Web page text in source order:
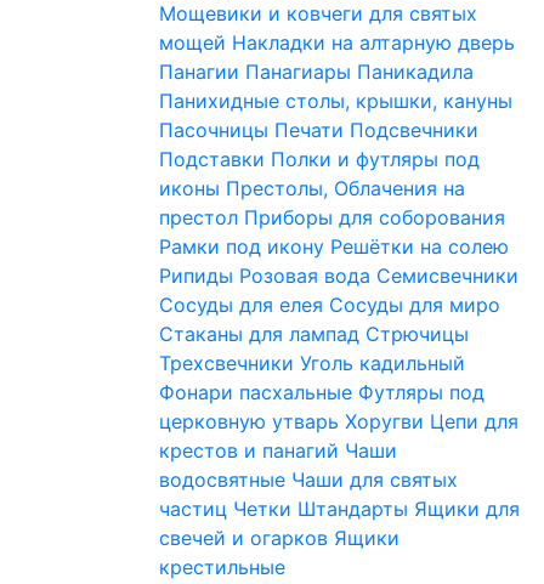
Мощевики и ковчеги для святых
мощей Накладки на алтарную дверь
Панагии Панагиары Паникадила
Панихидные столы, крышки, кануны
Пасочницы Печати Подсвечники
Подставки Полки и футляры под
иконы Престолы, Облачения на
престол Приборы для соборования
Рамки под икону Решётки на солею
Рипиды Розовая вода Семисвечники
Сосуды для елея Сосуды для миро
Стаканы для лампад Стрючицы
Трехсвечники Уголь кадильный
Фонари пасхальные Футляры под
церковную утварь Хоругви Цепи для
крестов и панагий Чаши
водосвятные Чаши для святых
частиц Четки Штандарты Ящики для
свечей и огарков Ящики
крестильные